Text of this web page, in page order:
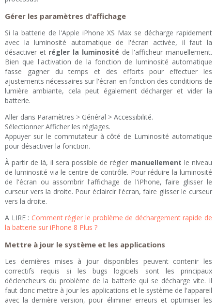
Gérer les paramètres d'affichage
Si la batterie de l'Apple iPhone XS Max se décharge rapidement
avec la luminosité automatique de l'écran activée, il faut la
désactiver et régler la luminosité de l'afficheur manuellement.
Bien que l'activation de la fonction de luminosité automatique
fasse gagner du temps et des efforts pour effectuer les
ajustements nécessaires sur l'écran en fonction des conditions de
lumière ambiante, cela peut également décharger et vider la
batterie.
Aller dans Paramètres > Général > Accessibilité.
Sélectionner Afficher les réglages.
Appuyer sur le commutateur à côté de Luminosité automatique
pour désactiver la fonction.
À partir de là, il sera possible de régler manuellement le niveau
de luminosité via le centre de contrôle. Pour réduire la luminosité
de l'écran ou assombrir l'affichage de l'iPhone, faire glisser le
curseur vers la droite. Pour éclaircir l'écran, faire glisser le curseur
vers la droite.
A LIRE : Comment régler le problème de déchargement rapide de
la batterie sur iPhone 8 Plus ?
Mettre à jour le système et les applications
Les dernières mises à jour disponibles peuvent contenir les
correctifs requis si les bugs logiciels sont les principaux
déclencheurs du problème de la batterie qui se décharge vite. Il
faut donc mettre à jour les applications et le système de l'appareil
avec la dernière version, pour éliminer erreurs et optimiser les